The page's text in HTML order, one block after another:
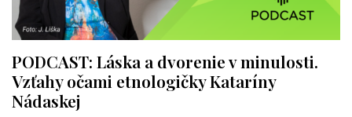
PODCAST: Láska a dvorenie v minulosti.
Vzťahy očami etnologičky Kataríny
Nádaskej